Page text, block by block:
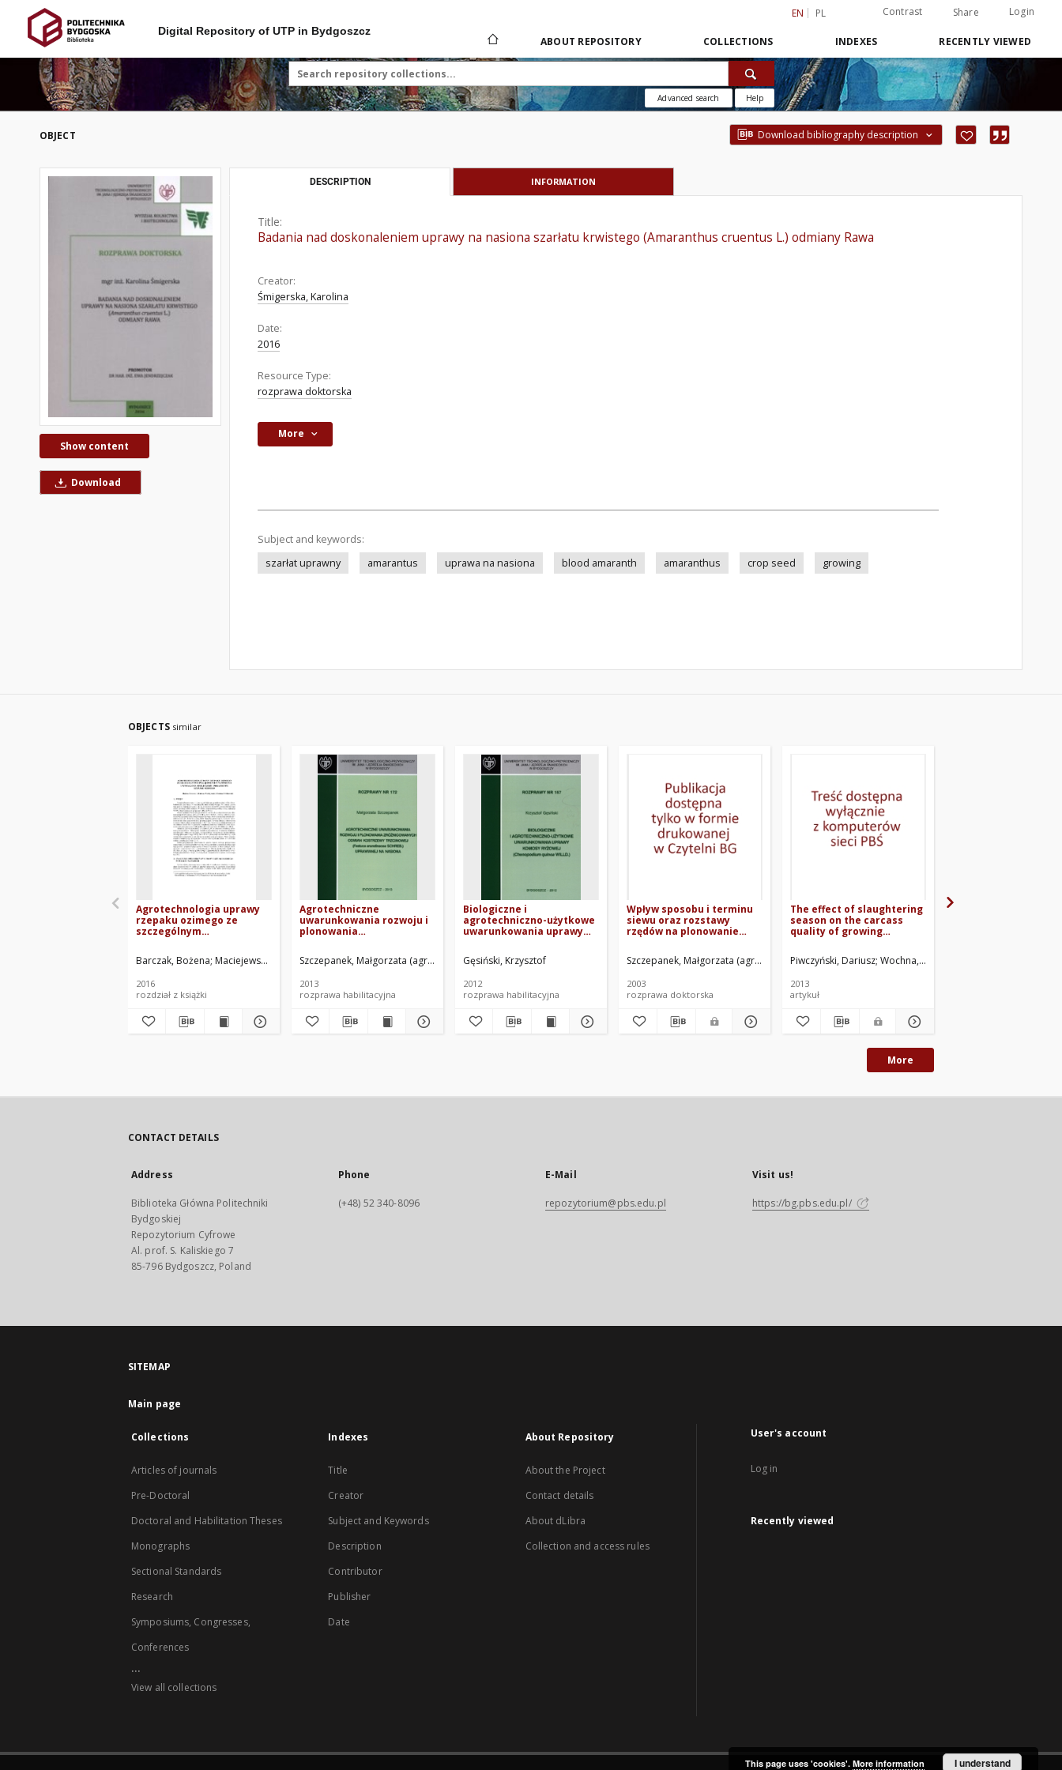
EN PL Contrast Share Login
Digital Repository of UTP in Bydgoszcz
ABOUT REPOSITORY COLLECTIONS INDEXES RECENTLY VIEWED
Advanced search Help
OBJECT Download bibliography description
Show content
Download
DESCRIPTION INFORMATION
Title:
Badania nad doskonaleniem uprawy na nasiona szarłatu krwistego (Amaranthus cruentus L.) odmiany Rawa
Creator:
Śmigerska, Karolina
Date:
2016
Resource Type:
rozprawa doktorska
More
Subject and keywords:
szarłat uprawny
amarantus uprawa na nasiona blood amaranth amaranthus crop seed growing
OBJECTS similar
Agrotechnologia uprawy
rzepaku ozimego ze
szczególnym
nawożenia. I. Wymagania
siedliskowe i pokarmowe
Barczak, Bożena Maciejewski, Mateusz Świtkowski, Mateusz Górska, Aleksandra. Oprac. Górecki, Michał. Oprac. Ślachciak, Dorota. Oprac.
2016
rozdział z książki
Agrotechniczne
uwarunkowania rozwoju i
plonowania
kostrzewy trzcinowej
(Festuca arundinacea
nasiona
Szczepanek, Małgorzata (agronomia)
2013
rozprawa habilitacyjna
Biologiczne i
agrotechniczno-użytkowe
uwarunkowania uprawy
(Chenopodium quinoa
WILLD.)
Gęsiński, Krzysztof
2012
rozprawa habilitacyjna
Wpływ sposobu i terminu
siewu oraz rozstawy
rzędów na plonowanie
perenne L.) odmiany
"Stadion" w uprawie na
Szczepanek, Małgorzata (agronomia) Skinder, Zbigniew. Promotor
2003
rozprawa doktorska
The effect of slaughtering
season on the carcass
quality of growing
Piwczyński, Dariusz Wochna, Paweł
2013
artykuł
More
CONTACT DETAILS
Address
Biblioteka Główna Politechniki
Bydgoskiej
Repozytorium Cyfrowe
Al. prof. S. Kaliskiego 7
85-796 Bydgoszcz, Poland
Phone
(+48) 52 340-8096
E-Mail
repozytorium@pbs.edu.pl
Visit us!
https://bg.pbs.edu.pl/
SITEMAP
Main page
Collections
Articles of journals
Pre-Doctoral
Doctoral and Habilitation Theses
Monographs
Sectional Standards
Research
Symposiums, Congresses,
Conferences
...
View all collections
Indexes
Title
Creator
Subject and Keywords
Description
Contributor
Publisher
Date
About Repository
About the Project
Contact details
About dLibra
Collection and access rules
User's account
Log in
Recently viewed
This page uses 'cookies'. More information I understand